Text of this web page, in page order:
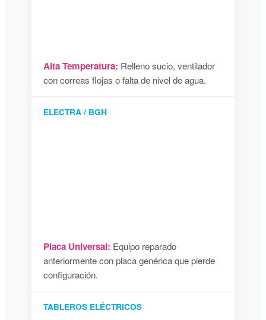
Alta Temperatura: Relleno sucio, ventilador
con correas flojas o falta de nivel de agua.
ELECTRA / BGH
Placa Universal: Equipo reparado
anteriormente con placa genérica que pierde
configuración.
TABLEROS ELÉCTRICOS